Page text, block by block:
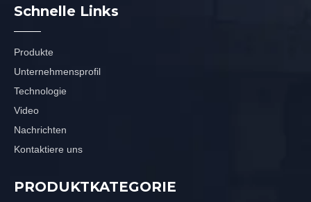
Schnelle Links
Produkte
Unternehmensprofil
Technologie
Video
Nachrichten
Kontaktiere uns
PRODUKTKATEGORIE